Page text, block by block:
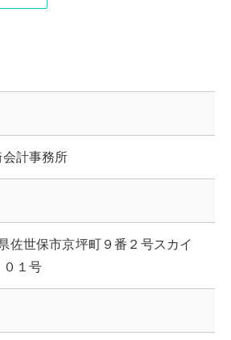
計事務所
佐世保市京坪町９番２号スカイ
１号